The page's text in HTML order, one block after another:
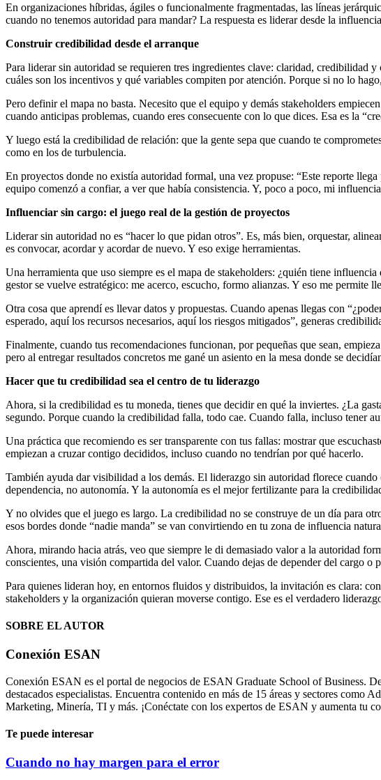
En organizaciones híbridas, ágiles o funcionalmente fragmentadas, las líneas
cuando no tenemos autoridad para mandar? La respuesta es liderar desde la
Construir credibilidad desde el arranque
Para liderar sin autoridad se requieren tres ingredientes clave: claridad, credibilidad
cuáles son los incentivos y qué variables compiten por atención. Porque si no lo
Pero definir el mapa no basta. Necesito que el equipo y demás stakeholders
cuando anticipas problemas, cuando eres consecuente con lo que dices. Esa es la
Y luego está la credibilidad de relación: que la gente sepa que cuando te
como en los de turbulencia.
En proyectos donde no existía autoridad formal, una vez propuse: “Este reporte
equipo comenzó a confiar, a ver que había consistencia. Y, poco a poco, mi
Influenciar sin cargo: el juego real de la gestión de proyectos
Liderar sin autoridad no es “hacer lo que pidan otros”. Es, más bien, orquestar,
es convocar, acordar y acordar de nuevo. Y eso exige herramientas.
Una herramienta que uso siempre es el mapa de stakeholders: ¿quién tiene
gestor se vuelve estratégico: me acerco, escucho, formo alianzas. Y eso me permite
Otra cosa que aprendí es llevar datos y propuestas. Cuando apenas llegas con
esperado, aquí los recursos necesarios, aquí los riesgos mitigados”, generas
Finalmente, cuando tus recomendaciones funcionan, por pequeñas que sean,
pero al entregar resultados concretos me gané un asiento en la mesa donde se
Hacer que tu credibilidad sea el centro de tu liderazgo
Ahora, si la credibilidad es tu moneda, tienes que decidir en qué la inviertes. ¿La
segundo. Porque cuando la credibilidad falla, todo cae. Cuando falla, incluso tener
Una práctica que recomiendo es ser transparente con tus fallas: mostrar que
empiezan a cruzar contigo decididos, incluso cuando no tendrían por qué hacerlo.
También ayuda dar visibilidad a los demás. El liderazgo sin autoridad florece
dependencia, no autonomía. Y la autonomía es el mejor fertilizante para la
Y no olvides que el juego es largo. La credibilidad no se construye de un día para
esos bordes donde “nadie manda” se van convirtiendo en tu zona de influencia
Ahora, mirando hacia atrás, veo que siempre le di demasiado valor a la autoridad
conscientes, una visión compartida del valor. Cuando dejas de depender del cargo o
Para quienes lideran hoy, en entornos fluidos y distribuidos, la invitación es clara:
stakeholders y la organización quieran moverse contigo. Ese es el verdadero
SOBRE EL AUTOR
Conexión ESAN
Conexión ESAN es el portal de negocios de ESAN Graduate School of Business.
destacados especialistas. Encuentra contenido en más de 15 áreas y sectores
Marketing, Minería, TI y más. ¡Conéctate con los expertos de ESAN y aumenta tu
Te puede interesar
Cuando no hay margen para el error